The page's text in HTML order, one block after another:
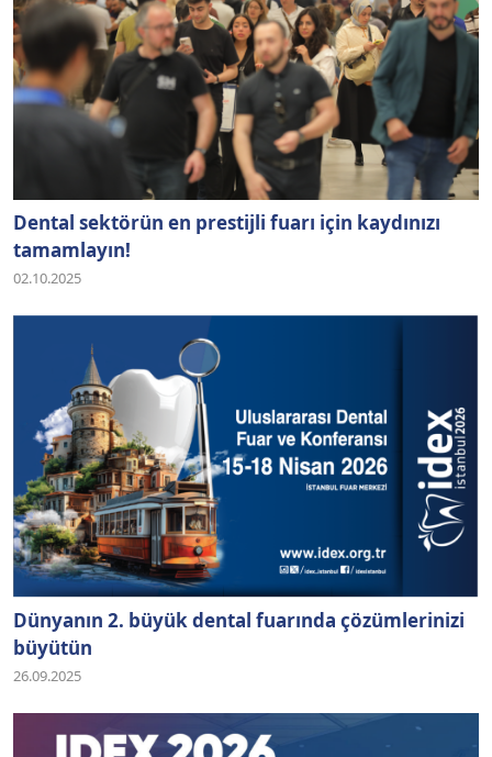
Dental sektörün en prestijli fuarı için kaydınızı
tamamlayın!
02.10.2025
Dünyanın 2. büyük dental fuarında çözümlerinizi
büyütün
26.09.2025